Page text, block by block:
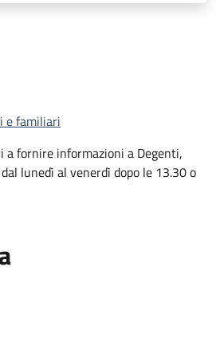
e familiari
a fornire informazioni a Degenti,
lunedì al venerdì dopo le 13.30 o